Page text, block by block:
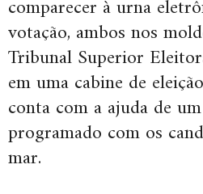
comparecer à urna
votação, ambos nos
Tribunal Superior
em uma cabine de
conta com a ajuda de
programado com os
mar.